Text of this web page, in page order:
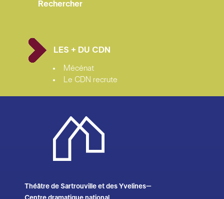
LES + DU CDN
Mécénat
Le CDN recrute
Théâtre de Sartrouville et des Yvelines–